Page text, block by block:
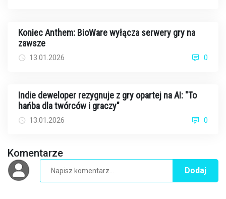
Koniec Anthem: BioWare wyłącza serwery gry na
zawsze
13.01.2026 0
Indie deweloper rezygnuje z gry opartej na AI: "To
hańba dla twórców i graczy"
13.01.2026 0
Komentarze
Dodaj